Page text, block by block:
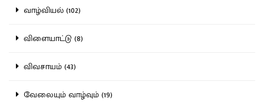
வாழ்வியல் (102)
விளையாட்டு (8)
விவசாயம் (43)
வேலையும் வாழ்வும் (19)